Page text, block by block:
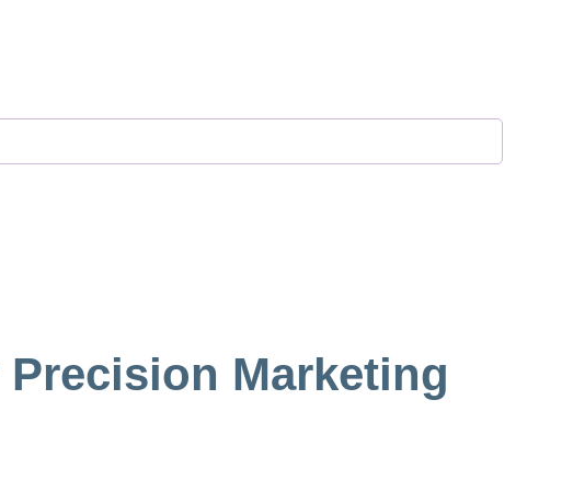
Precision Marketing